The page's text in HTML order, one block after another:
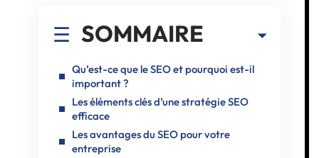
SOMMAIRE
Qu’est-ce que le SEO et pourquoi est-il
important ?
Les éléments clés d’une stratégie SEO
efficace
Les avantages du SEO pour votre
entreprise